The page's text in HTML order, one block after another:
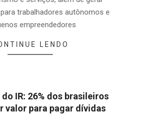
trabalhadores autônomos e
empreendedores
LENDO
IR: 26% dos brasileiros
valor para pagar dívidas